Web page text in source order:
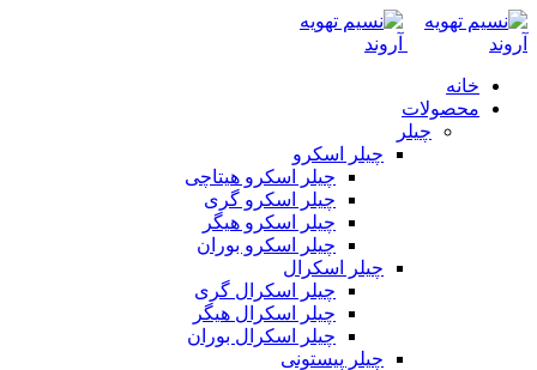
خانه
محصولات
چیلر
چیلر اسکرو
چیلر اسکرو هیتاچی
چیلر اسکرو گری
چیلر اسکرو هیگر
چیلر اسکرو بوران
چیلر اسکرال
چیلر اسکرال گری
چیلر اسکرال هیگر
چیلر اسکرال بوران
چیلر پیستونی